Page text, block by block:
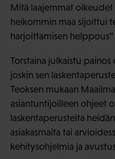
Mitä laajemmat
heikommin maa sijoittui
harjoittamisen helppous”
Torstaina julkaistu painos
joskin sen
Teoksen mukaan
asiantuntijoilleen ohjeet
laskentaperusteita
asiakasmaita tai
kehitysohjelmia ja